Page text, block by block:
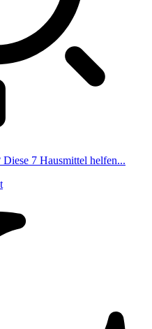
7 Hausmittel helfen...